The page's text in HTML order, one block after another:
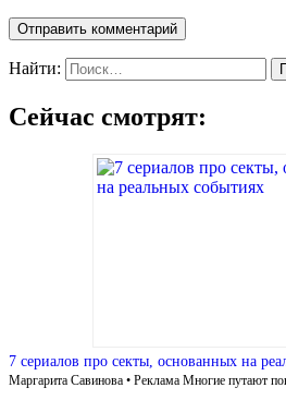
Найти:
Сейчас смотрят:
7 сериалов про секты, основанных на
Маргарита Савинова • Реклама Многие путают